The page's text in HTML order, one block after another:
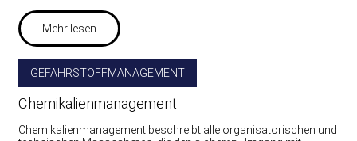
Mehr lesen
GEFAHRSTOFFMANAGEMENT
Chemikalienmanagement
Chemikalienmanagement beschreibt alle organisatorischen und